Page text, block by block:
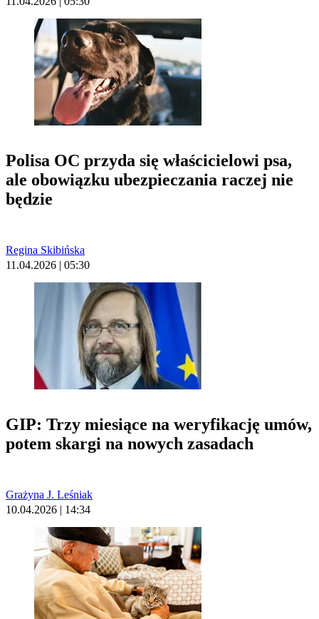
Polisa OC przyda się właścicielowi psa,
ale obowiązku ubezpieczania raczej nie
będzie
Regina Skibińska
11.04.2026 | 05:30
GIP: Trzy miesiące na weryfikację umów,
potem skargi na nowych zasadach
Grażyna J. Leśniak
10.04.2026 | 14:34